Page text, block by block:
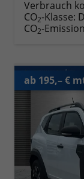
Verbrauch
CO2-Klasse: D
CO2-
ab 195,– €